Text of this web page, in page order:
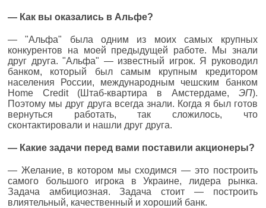
— Как вы оказались в Альфе?
— "Альфа" была одним из моих самых крупных
конкурентов на моей предыдущей работе. Мы знали
друг друга. "Альфа" — известный игрок. Я руководил
банком, который был самым крупным кредитором
населения России, международным чешским банком
Home Credit (Штаб-квартира в Амстердаме, ЭП).
Поэтому мы друг друга всегда знали. Когда я был готов
вернуться работать, так сложилось, что
сконтактировали и нашли друг друга.
— Какие задачи перед вами поставили акционеры?
— Желание, в котором мы сходимся — это построить
самого большого игрока в Украине, лидера рынка.
Задача амбициозная. Задача стоит — построить
влиятельный, качественный и хороший банк.